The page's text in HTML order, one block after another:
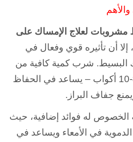
مشروبات لعلاج الإمساك على
أن تأثيره قوي وفعال في
البسيط. شرب كمية كافية من
يومياً – حوالي 8-10 أكواب – يساعد في الحفاظ
جفاف البراز.
الخصوص له فوائد إضافية، حيث
في الأمعاء ويساعد في